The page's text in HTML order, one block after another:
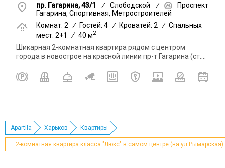
пр. Гагарина, 43/1 / Слободской /
Проспект
Гагарина, Спортивная, Метростроителей
Комнат: 2
/ Гостей: 4 / Кроватей: 2 / Спальных
мест: 2+1
/ 40 м2
Шикарная 2-комнатная квартира рядом с центром
города в новострое на красной линии пр-т Гагарина (ст....
Apartila Харьков Квартиры
2-комнатная квартира класса "Люкс" в самом центре (на ул.Рымарская)